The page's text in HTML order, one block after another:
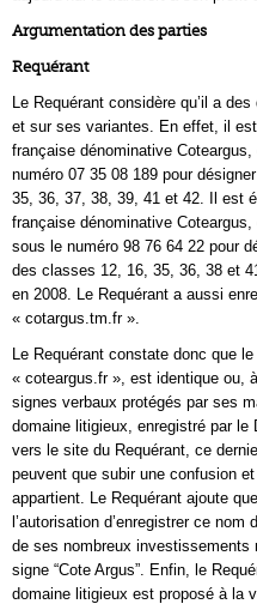
Argumentation des parties
Requérant
Le Requérant considère qu’il a
et sur ses variantes. En effet, il
française dénominative
numéro 07 35 08 189 pour
35, 36, 37, 38, 39, 41 et 42. Il est
française dénominative
sous le numéro 98 76 64 22 pour
des classes 12, 16, 35, 36, 38 et
en 2008. Le Requérant a aussi
« cotargus.tm.fr ».
Le Requérant constate donc que
« coteargus.fr », est identique ou,
signes verbaux protégés par ses
domaine litigieux, enregistré par le
vers le site du Requérant, ce
peuvent que subir une confusion
appartient. Le Requérant ajoute
l’autorisation d’enregistrer ce
de ses nombreux investissements
signe “Cote Argus”. Enfin, le
domaine litigieux est proposé à la